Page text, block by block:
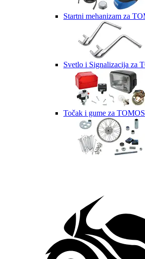
Startni mehanizam za
Svetlo i Signalizacija za
Točak i gume za TOMOS